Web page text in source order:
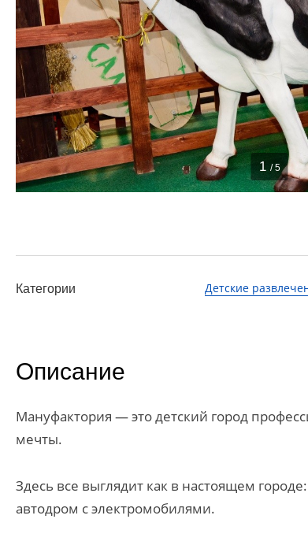
1 / 5
Категории Детские
Описание
Мануфактория — это детский город
мечты.
Здесь все выглядит как в настоящем
автодром с электромобилями.